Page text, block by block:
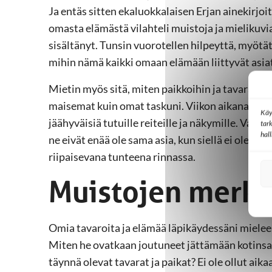
Ja entäs sitten ekaluokkalaisen Erjan
omasta elämästä vilahteli muistoja ja
sisältänyt. Tunsin vuorotellen hilpeyttä,
mihin nämä kaikki omaan elämään liittyvät
Mietin myös sitä, miten paikkoihin ja tavaraan
maisemat kuin omat taskuni. Viikon aikana tuli
jäähyväisiä tutuille reiteille ja näkymille.
ne eivät enää ole sama asia, kun siellä ei ole
riipaisevana tunteena rinnassa.
Muistojen
Omia tavaroita ja elämää läpikäydessäni
Miten he ovatkaan joutuneet jättämään
täynnä olevat tavarat ja paikat? Ei ole ollut